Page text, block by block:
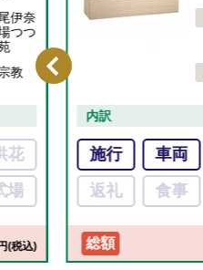
伊奈
つつ
教
花
場
(税込)
内訳
施行 車両
返礼
食事
総額